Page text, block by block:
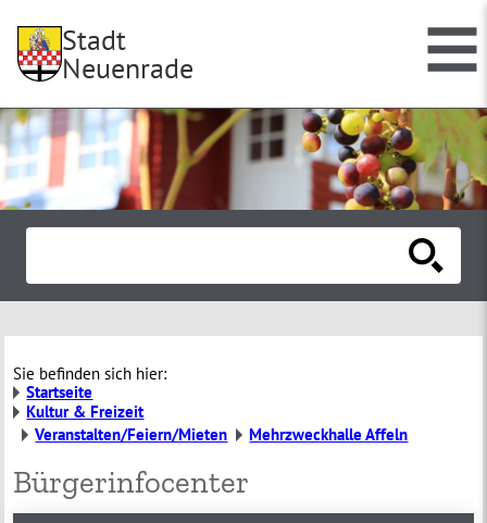
Stadt
Neuenrade
Sie befinden sich hier:
Startseite
Kultur & Freizeit
Veranstalten/Feiern/Mieten
Mehrzweckhalle Affeln
Bürgerinfocenter